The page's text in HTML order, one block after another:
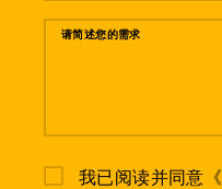
请简述您的需求
我已阅读并同意《